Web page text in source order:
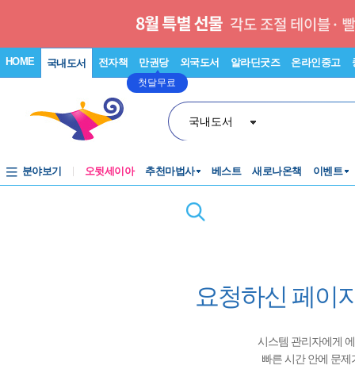
HOME 국내도서 전자책 만권당
첫달무료
외국도서 알라딘굿즈 온라인중고
국내도서
분야보기 오뒷세이아 추천마법사 베스트 새로나온책 이벤트
요청하신 페이
시스템 관리자에게
빠른 시간 안에 문